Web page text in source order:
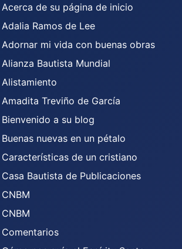
Acerca de su página de inicio
Adalia Ramos de Lee
Adornar mi vida con buenas obras
Alianza Bautista Mundial
Alistamiento
Amadita Treviño de García
Bienvenido a su blog
Buenas nuevas en un pétalo
Características de un cristiano
Casa Bautista de Publicaciones
CNBM
CNBM
Comentarios